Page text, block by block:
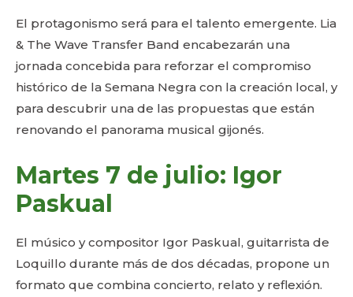
El protagonismo será para el talento emergente. Lia
& The Wave Transfer Band encabezarán una
jornada concebida para reforzar el compromiso
histórico de la Semana Negra con la creación local, y
para descubrir una de las propuestas que están
renovando el panorama musical gijonés.
Martes 7 de julio: Igor
Paskual
El músico y compositor Igor Paskual, guitarrista de
Loquillo durante más de dos décadas, propone un
formato que combina concierto, relato y reflexión.